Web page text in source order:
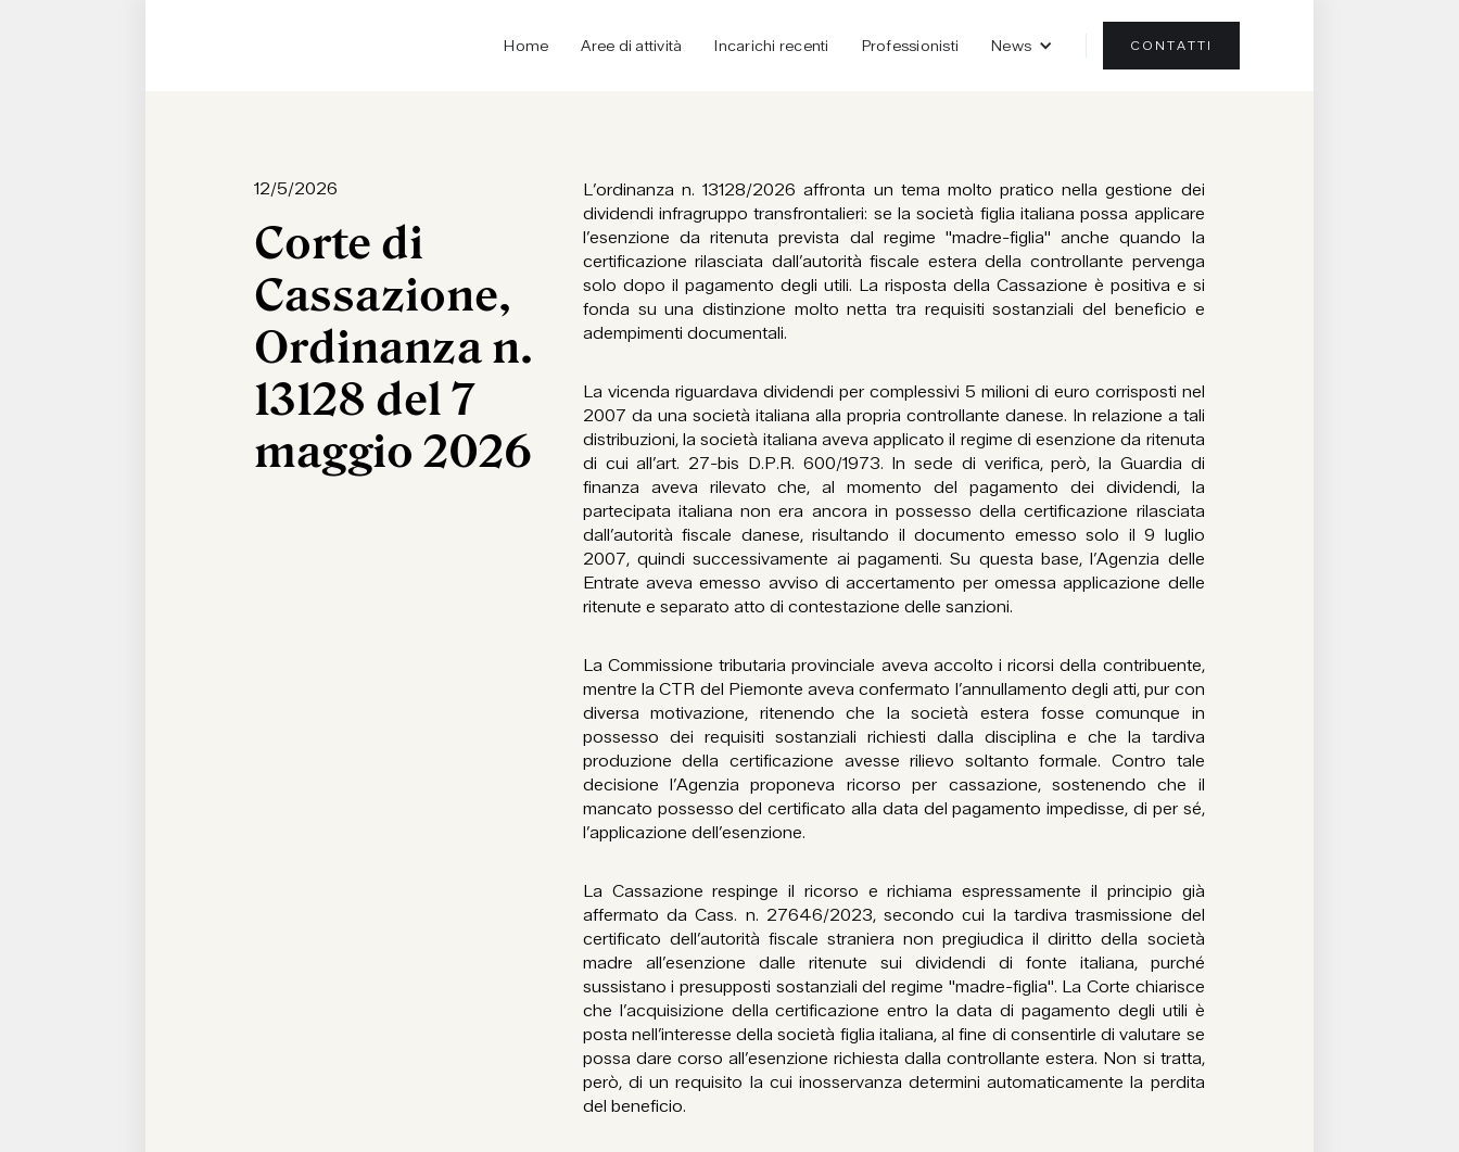
Home Aree di attività Incarichi recenti Professionisti News CONTATTI
12/5/2026
Corte di
Cassazione,
Ordinanza n.
13128 del 7
maggio 2026
L’ordinanza n. 13128/2026 affronta un tema molto pratico nella gestione dei
dividendi infragruppo transfrontalieri: se la società figlia italiana possa applicare
l’esenzione da ritenuta prevista dal regime "madre-figlia" anche quando la
certificazione rilasciata dall’autorità fiscale estera della controllante pervenga
solo dopo il pagamento degli utili. La risposta della Cassazione è positiva e si
fonda su una distinzione molto netta tra requisiti sostanziali del beneficio e
adempimenti documentali.
La vicenda riguardava dividendi per complessivi 5 milioni di euro corrisposti nel
2007 da una società italiana alla propria controllante danese. In relazione a tali
distribuzioni, la società italiana aveva applicato il regime di esenzione da ritenuta
di cui all’art. 27-bis D.P.R. 600/1973. In sede di verifica, però, la Guardia di
finanza aveva rilevato che, al momento del pagamento dei dividendi, la
partecipata italiana non era ancora in possesso della certificazione rilasciata
dall’autorità fiscale danese, risultando il documento emesso solo il 9 luglio
2007, quindi successivamente ai pagamenti. Su questa base, l’Agenzia delle
Entrate aveva emesso avviso di accertamento per omessa applicazione delle
ritenute e separato atto di contestazione delle sanzioni.
La Commissione tributaria provinciale aveva accolto i ricorsi della contribuente,
mentre la CTR del Piemonte aveva confermato l’annullamento degli atti, pur con
diversa motivazione, ritenendo che la società estera fosse comunque in
possesso dei requisiti sostanziali richiesti dalla disciplina e che la tardiva
produzione della certificazione avesse rilievo soltanto formale. Contro tale
decisione l’Agenzia proponeva ricorso per cassazione, sostenendo che il
mancato possesso del certificato alla data del pagamento impedisse, di per sé,
l’applicazione dell’esenzione.
La Cassazione respinge il ricorso e richiama espressamente il principio già
affermato da Cass. n. 27646/2023, secondo cui la tardiva trasmissione del
certificato dell’autorità fiscale straniera non pregiudica il diritto della società
madre all’esenzione dalle ritenute sui dividendi di fonte italiana, purché
sussistano i presupposti sostanziali del regime "madre-figlia". La Corte chiarisce
che l’acquisizione della certificazione entro la data di pagamento degli utili è
posta nell’interesse della società figlia italiana, al fine di consentirle di valutare se
possa dare corso all’esenzione richiesta dalla controllante estera. Non si tratta,
però, di un requisito la cui inosservanza determini automaticamente la perdita
del beneficio.